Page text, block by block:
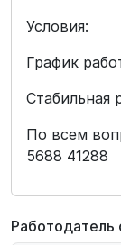
Условия:
График
Стабильная
По всем
5688 41288
Работодатель